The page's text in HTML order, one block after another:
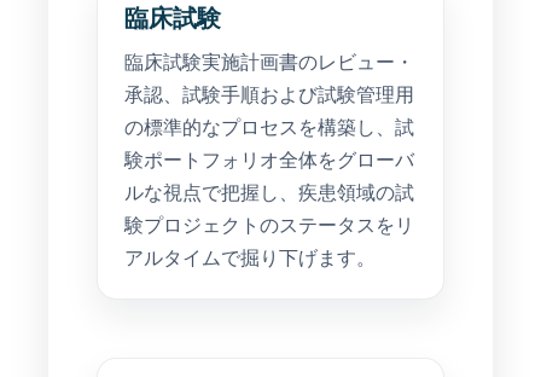
臨床試験
臨床試験実施計画書のレビュー・
承認、試験手順および試験管理用
の標準的なプロセスを構築し、試
験ポートフォリオ全体をグローバ
ルな視点で把握し、疾患領域の試
験プロジェクトのステータスをリ
アルタイムで掘り下げます。